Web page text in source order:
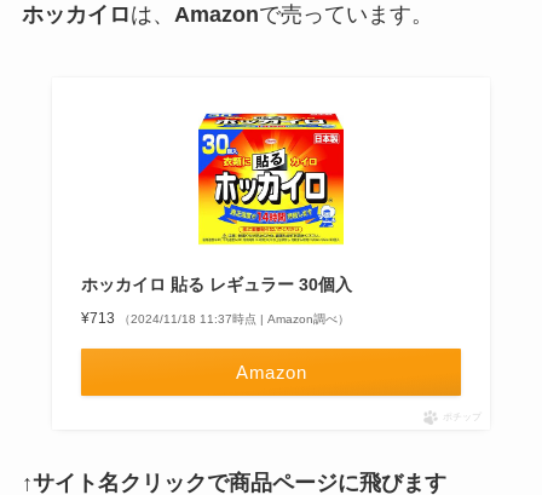
ホッカイロは、 Amazonで売っています。
ホッカイロ 貼る レギュラー 30個入
¥713 （2024/11/18 11:37時点 | Amazon調べ）
Amazon
ポチップ
↑サイト名クリックで商品ページに飛びます